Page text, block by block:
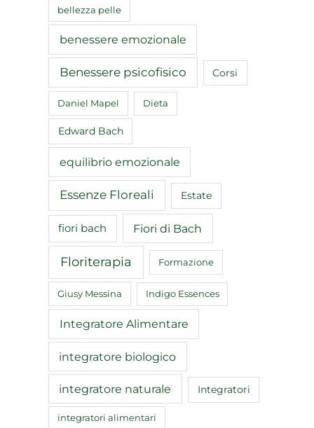
bellezza pelle
benessere emozionale
Benessere psicofisico Corsi
Daniel Mapel Dieta
Edward Bach
equilibrio emozionale
Essenze Floreali Estate
fiori bach Fiori di Bach
Floriterapia Formazione
Giusy Messina Indigo Essences
Integratore Alimentare
integratore biologico
integratore naturale Integratori
integratori alimentari